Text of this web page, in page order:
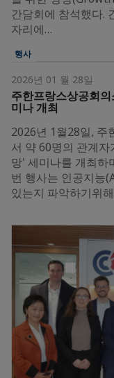
간담회에 참석했다.
자리에…
행사
2026년 01 월 28일
주한프랑스상공회의
미나 개최
2026년 1월28일, 주
서 약 60명의 관계
망' 세미나를 개최하
번 행사는 인공지능
있는지 파악하기위